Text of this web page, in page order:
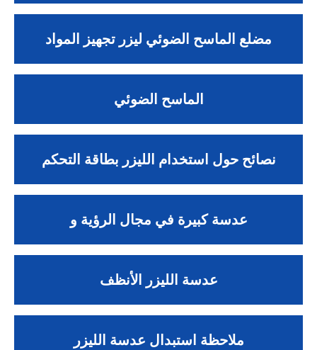
مضلع الماسح الضوئي ليزر تجهيز المواد
الماسح الضوئي
نصائح حول استخدام الليزر بطاقة التحكم
عدسة كبيرة في مجال الرؤية و
عدسة الليزر الأنظف
ملاحظة استبدال عدسة الليزر